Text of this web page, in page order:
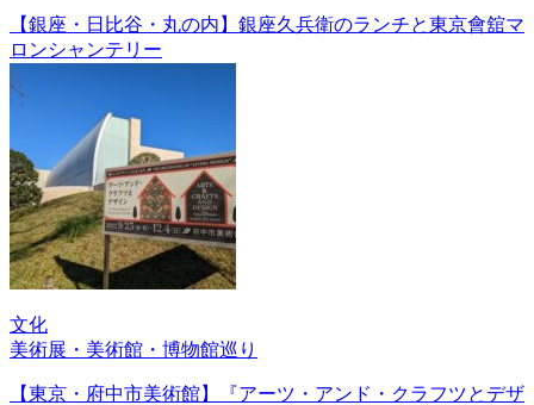
【銀座・日比谷・丸の内】銀座久兵衛のランチと東京會舘マ
ロンシャンテリー
文化
美術展・美術館・博物館巡り
【東京・府中市美術館】『アーツ・アンド・クラフツとデザ